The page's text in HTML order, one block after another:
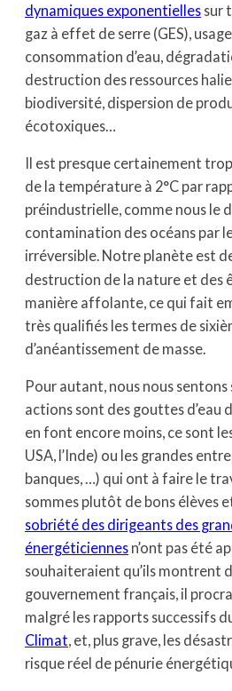
dynamiques exponentielles sur
gaz à effet de serre (GES),
consommation d’eau,
destruction des ressources
biodiversité, dispersion de
écotoxiques…
Il est presque certainement
de la température à 2°C par
préindustrielle, comme nous le
contamination des océans par
irréversible. Notre planète est
destruction de la nature et des
manière affolante, ce qui fait
très qualifiés les termes de
d’anéantissement de masse.
Pour autant, nous nous
actions sont des gouttes d’eau
en font encore moins, ce sont
USA, l’Inde) ou les grandes
banques, …) qui ont à faire le
sommes plutôt de bons élèves
sobriété des dirigeants des
énergéticiennes n’ont pas été
souhaiteraient qu’ils montrent
gouvernement français, il
malgré les rapports successifs
Climat, et, plus grave, les
risque réel de pénurie